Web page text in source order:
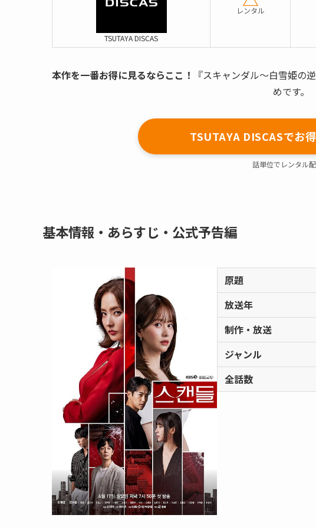
TSUTAYA DISCAS
レンタル
本作を一番お得に見るならここ！ 『スキャンダル〜白雪姫の
めです。
TSUTAYA DISCASでお
話単位でレンタル
基本情報・あらすじ・公式予告編
原題
放送年
制作・放送
ジャンル
全話数